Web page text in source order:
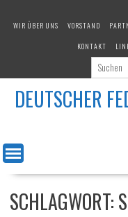
WIR ÜBER UNS
VORSTAND
KONTAKT
DEUTSCHER
SCHLAGWORT: